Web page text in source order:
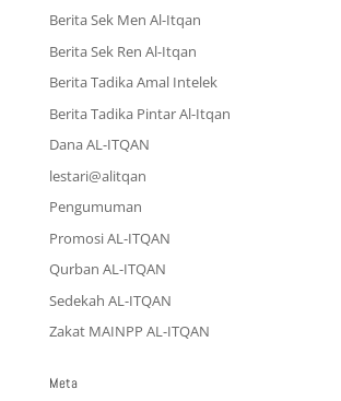
Berita Sek Men Al-Itqan
Berita Sek Ren Al-Itqan
Berita Tadika Amal Intelek
Berita Tadika Pintar Al-Itqan
Dana AL-ITQAN
lestari@alitqan
Pengumuman
Promosi AL-ITQAN
Qurban AL-ITQAN
Sedekah AL-ITQAN
Zakat MAINPP AL-ITQAN
Meta